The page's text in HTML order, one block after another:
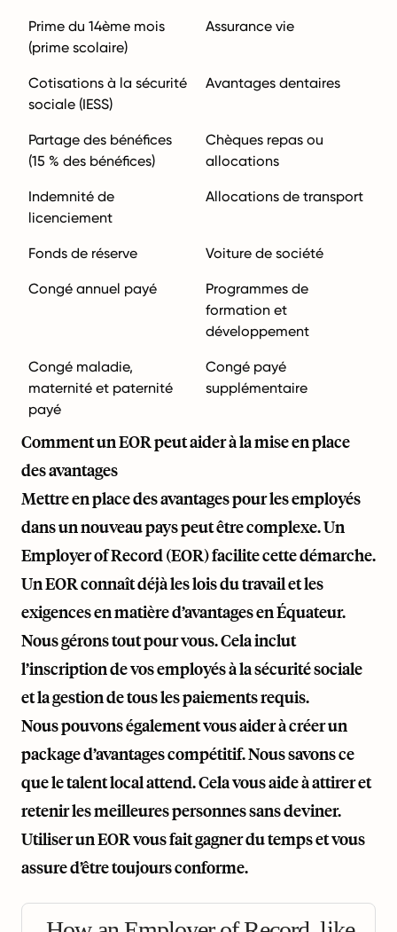
Prime du 14ème mois
(prime scolaire)
Assurance vie
Cotisations à la sécurité
sociale (IESS)
Avantages dentaires
Partage des bénéfices
(15 % des bénéfices)
Chèques repas ou
allocations
Indemnité de
licenciement
Allocations de transport
Fonds de réserve Voiture de société
Congé annuel payé
Programmes de
formation et
développement
Congé maladie,
maternité et paternité
payé
Congé payé
supplémentaire
Comment un EOR peut aider à la mise en place
des avantages
Mettre en place des avantages pour les employés
dans un nouveau pays peut être complexe. Un
Employer of Record (EOR) facilite cette démarche.
Un EOR connaît déjà les lois du travail et les
exigences en matière d’avantages en Équateur.
Nous gérons tout pour vous. Cela inclut
l’inscription de vos employés à la sécurité sociale
et la gestion de tous les paiements requis.
Nous pouvons également vous aider à créer un
package d’avantages compétitif. Nous savons ce
que le talent local attend. Cela vous aide à attirer et
retenir les meilleures personnes sans deviner.
Utiliser un EOR vous fait gagner du temps et vous
assure d’être toujours conforme.